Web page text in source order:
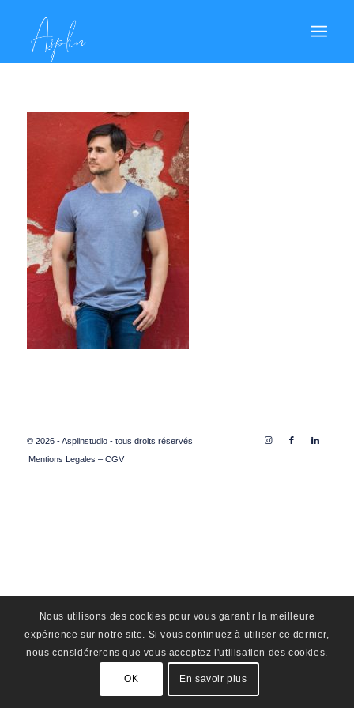
© 2026 - Asplinstudio - tous droits réservés
Mentions Legales – CGV
Nous utilisons des cookies pour vous garantir la meilleure
expérience sur notre site. Si vous continuez à utiliser ce dernier,
nous considérerons que vous acceptez l'utilisation des cookies.
OK En savoir plus